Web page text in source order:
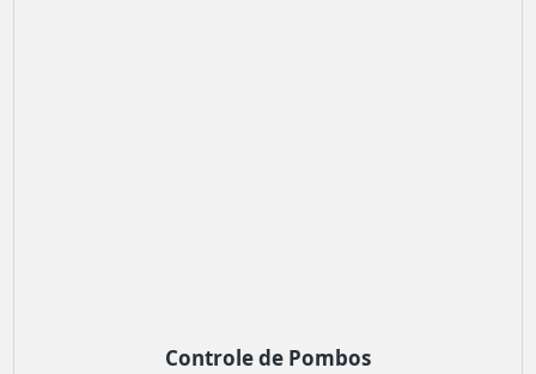
Controle de Pombos